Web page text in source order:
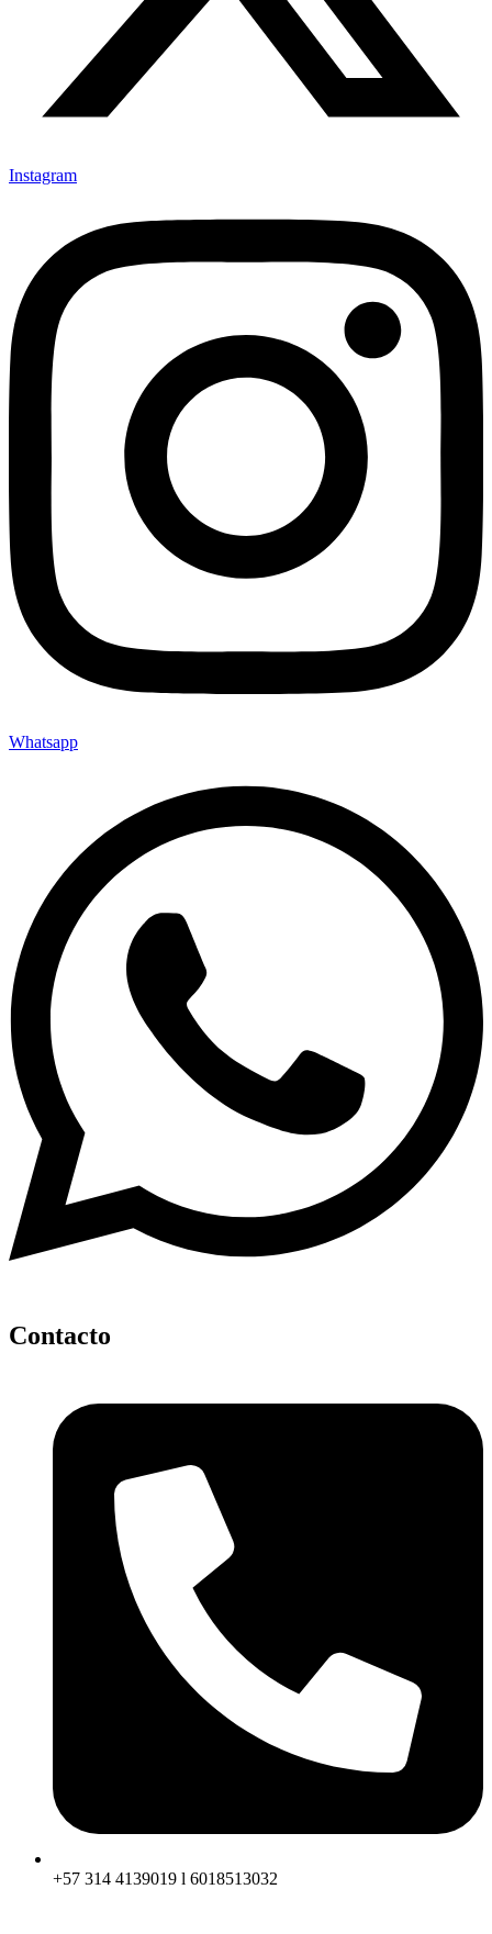
Instagram
Whatsapp
Contacto
+57 314 4139019 l 6018513032